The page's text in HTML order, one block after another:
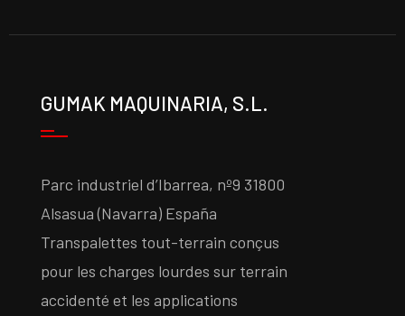
GUMAK MAQUINARIA, S.L.
Parc industriel d’Ibarrea, nº9 31800
Alsasua (Navarra) España
Transpalettes tout-terrain conçus
pour les charges lourdes sur terrain
accidenté et les applications